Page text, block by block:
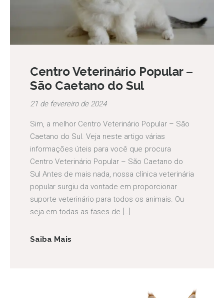
Centro Veterinário Popular –
São Caetano do Sul
21 de fevereiro de 2024
Sim, a melhor Centro Veterinário Popular – São
Caetano do Sul. Veja neste artigo várias
informações úteis para você que procura
Centro Veterinário Popular – São Caetano do
Sul Antes de mais nada, nossa clínica veterinária
popular surgiu da vontade em proporcionar
suporte veterinário para todos os animais. Ou
seja em todas as fases de […]
Saiba Mais